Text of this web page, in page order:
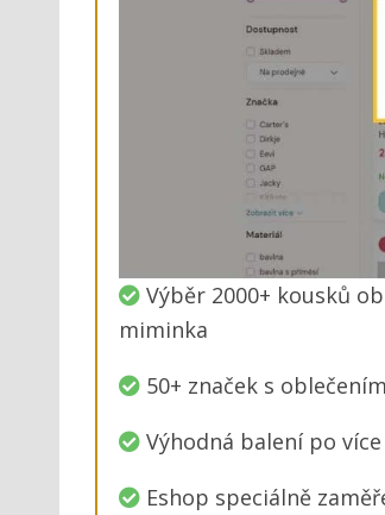
Výběr 2000+ kousků
miminka
50+ značek s
Výhodná balení po více
Eshop speciálně